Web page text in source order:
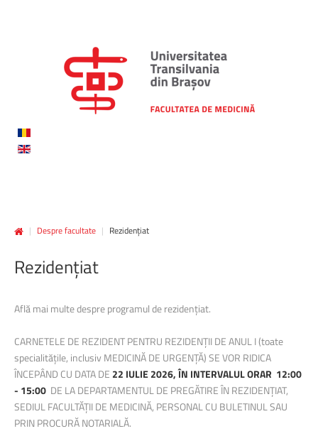
| Despre facultate | Rezidențiat
Rezidențiat
Află mai multe despre programul de rezidențiat.
CARNETELE DE REZIDENT PENTRU REZIDENȚII DE ANUL I (toate
specialitățile, inclusiv MEDICINĂ DE URGENȚĂ) SE VOR RIDICA
ÎNCEPÂND CU DATA DE 22 IULIE 2026, ÎN INTERVALUL ORAR 12:00
- 15:00 DE LA DEPARTAMENTUL DE PREGĂTIRE ÎN REZIDENȚIAT,
SEDIUL FACULTĂȚII DE MEDICINĂ, PERSONAL CU BULETINUL SAU
PRIN PROCURĂ NOTARIALĂ.